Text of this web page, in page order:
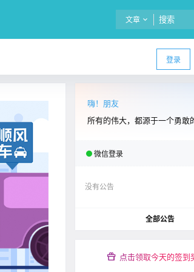
文章
登录
嗨！朋友
所有的伟大，都源于一个勇敢
微信登录
没有公告
全部公告
点击领取今天的签到